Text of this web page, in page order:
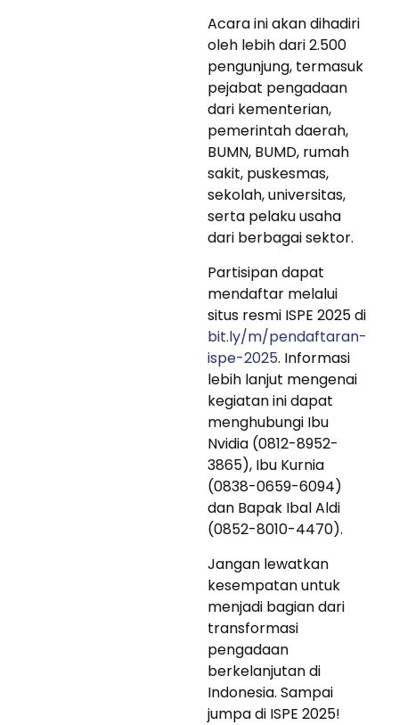
Acara ini akan dihadiri
oleh lebih dari 2.500
pengunjung, termasuk
pejabat pengadaan
dari kementerian,
pemerintah daerah,
BUMN, BUMD, rumah
sakit, puskesmas,
sekolah, universitas,
serta pelaku usaha
dari berbagai sektor.
Partisipan dapat
mendaftar melalui
situs resmi ISPE 2025 di
bit.ly/m/pendaftaran-
ispe-2025. Informasi
lebih lanjut mengenai
kegiatan ini dapat
menghubungi Ibu
Nvidia (0812-8952-
3865), Ibu Kurnia
(0838-0659-6094)
dan Bapak Ibal Aldi
(0852-8010-4470).
Jangan lewatkan
kesempatan untuk
menjadi bagian dari
transformasi
pengadaan
berkelanjutan di
Indonesia. Sampai
jumpa di ISPE 2025!